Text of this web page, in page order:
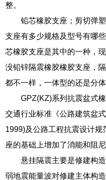
整。
铅芯橡胶支座；剪切弹
支座有多少规格及型号有哪
芯橡胶支座是其中的一种，
没铅锌隔震橡胶橡胶支座，
都不一样，一体型的还是分体
GPZ(KZ)系列抗震盆式
交通行业标准《公路建筑盆
1999)及公路工程抗震设计
座的基础上增加了消能和阻尼
悬挂隔震主要是修建构
弱地震能量波对修建主体构